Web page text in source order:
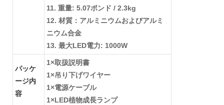
11. 重量: 5.07ポンド / 2.3kg
12. 材質：アルミニウムおよびアルミ
ニウム合金
13. 最大LED電力: 1000W
パッケ
ージ内
容
1×取扱説明書
1×吊り下げワイヤー
1×電源ケーブル
1×LED植物成長ランプ